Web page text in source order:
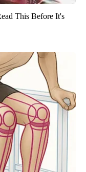
This Before It's